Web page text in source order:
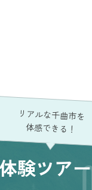
リアルな千曲市を
体感できる！
験ツアー